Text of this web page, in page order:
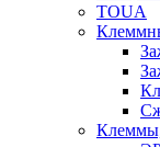
TOUA